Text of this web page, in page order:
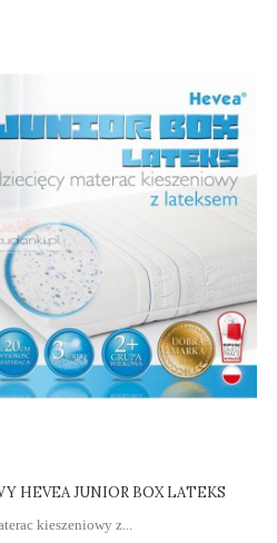
HEVEA JUNIOR BOX LATEKS
kieszeniowy z...